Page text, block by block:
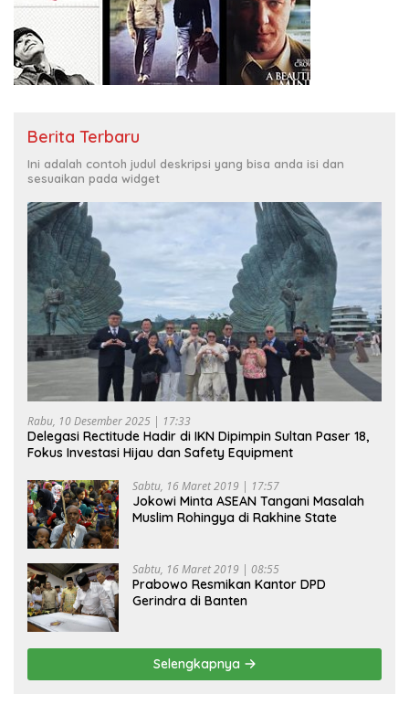
Berita Terbaru
Ini adalah contoh judul deskripsi yang bisa anda isi dan
sesuaikan pada widget
Rabu, 10 Desember 2025 | 17:33
Delegasi Rectitude Hadir di IKN Dipimpin Sultan Paser 18,
Fokus Investasi Hijau dan Safety Equipment
Sabtu, 16 Maret 2019 | 17:57
Jokowi Minta ASEAN Tangani Masalah
Muslim Rohingya di Rakhine State
Sabtu, 16 Maret 2019 | 08:55
Prabowo Resmikan Kantor DPD
Gerindra di Banten
Selengkapnya